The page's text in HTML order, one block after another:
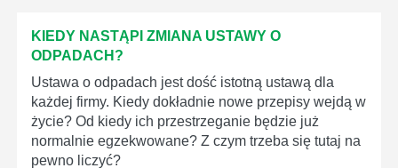
KIEDY NASTĄPI ZMIANA USTAWY O
ODPADACH?
Ustawa o odpadach jest dość istotną ustawą dla
każdej firmy. Kiedy dokładnie nowe przepisy wejdą w
życie? Od kiedy ich przestrzeganie będzie już
normalnie egzekwowane? Z czym trzeba się tutaj na
pewno liczyć?